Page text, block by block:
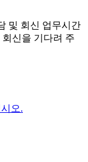
및 회신 업무시간
회신을 기다려 주
오.